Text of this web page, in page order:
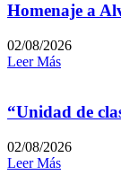
Homenaje a
02/08/2026
Leer Más
“Unidad de
02/08/2026
Leer Más